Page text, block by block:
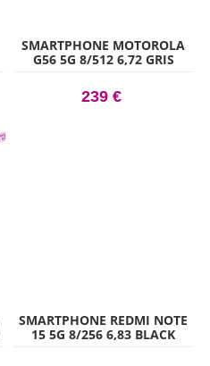
SMARTPHONE MOTOROLA
G56 5G 8/512 6,72 GRIS
239 €
SMARTPHONE REDMI NOTE
15 5G 8/256 6,83 BLACK